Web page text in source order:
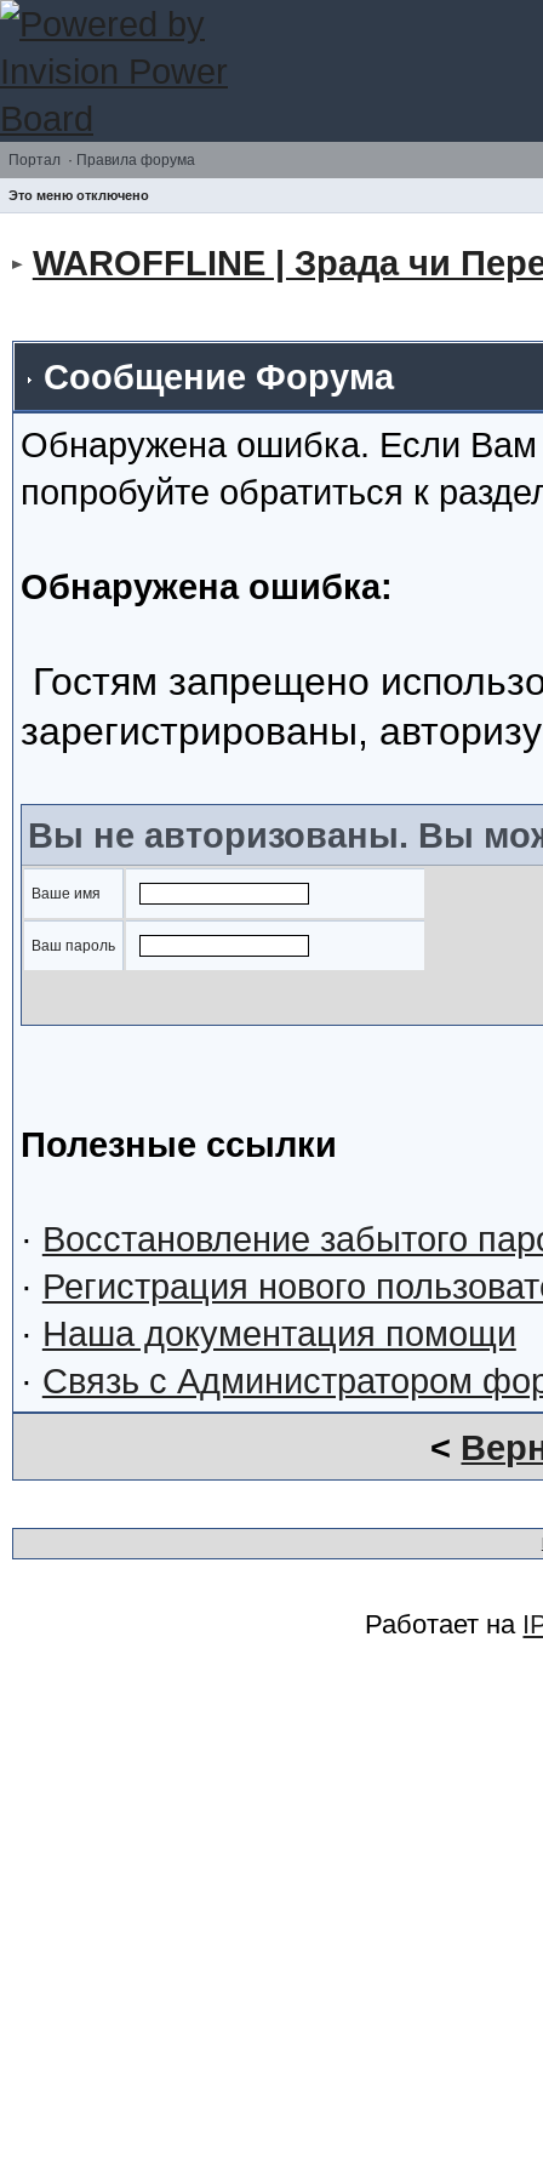
Портал · Правила форума
Это меню отключено
WAROFFLINE | Зрада чи
Сообщение Форума
Обнаружена ошибка. Если
попробуйте обратиться к
Обнаружена ошибка:
Гостям запрещено
зарегистрированы,
Вы не авторизованы. Вы
Ваше имя
Ваш пароль
Полезные ссылки
· Восстановление забытого
· Регистрация нового
· Наша документация помощи
· Связь с Администратором
<
Работает на